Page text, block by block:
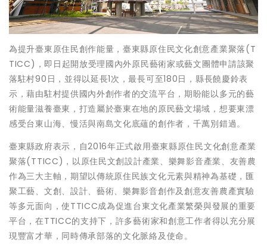
為提升臺東原住民創作能量，臺東縣原住民文化創意產業聚落(T
TICC)，即日起開放受理國內外原民藝術家或藝文團體申請該聚
落駐村90日，並得以延長1次，最長可至180日，縣長饒慶鈴表
示，藉由駐村提供國內外創作者的交流平台，期盼能以多元的藝
術能量滋養臺東，打造屬於臺東在地的原民藝文場域，想要東漂
感受台東山海、慢活與南島文化底蘊的創作者，千萬別錯過。
臺東縣政府表示，自2016年正式啟用臺東縣原住民文化創意產業
聚落(TTICC)，以原住民文創設計產業、樂舞影音產業、友善農
作為三大主軸，期望以傳統原住民族文化元素與精神為基礎，匯
聚工藝、文創、設計、藝術、樂舞影音創作及創意友善農產實驗
等多元面向，使TTICC成為促進台東文化產業繁榮與發展的重要
平台，在TTICC的支持下，許多藝術家和創意工作者得以充分展
現豐富才華，同時傳承部落的文化脈絡及使命。